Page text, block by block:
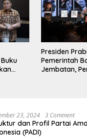
Presiden
Pemerintah
Jembatan,
23, 2024 3 Comment
dan Profil Partai
(PADI)